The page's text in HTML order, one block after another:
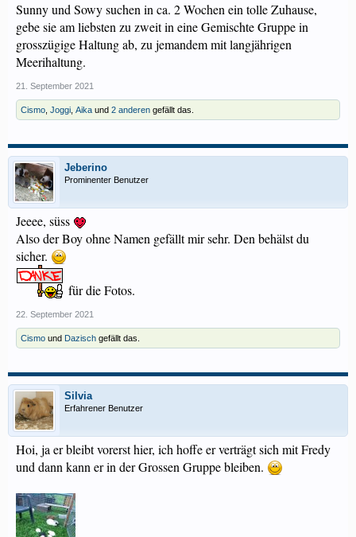
Sunny und Sowy suchen in ca. 2 Wochen ein tolle Zuhause,
gebe sie am liebsten zu zweit in eine Gemischte Gruppe in
grosszügige Haltung ab, zu jemandem mit langjährigen
Meerihaltung.
21. September 2021
Cismo Joggi Aika und 2 anderen gefällt das.
Jeberino
Prominenter Benutzer
Jeeee, süss
Also der Boy ohne Namen gefällt mir sehr. Den behälst du
sicher.
für die Fotos.
22. September 2021
Cismo und Dazisch gefällt das.
Silvia
Erfahrener Benutzer
Hoi, ja er bleibt vorerst hier, ich hoffe er verträgt sich mit Fredy
und dann kann er in der Grossen Gruppe bleiben.